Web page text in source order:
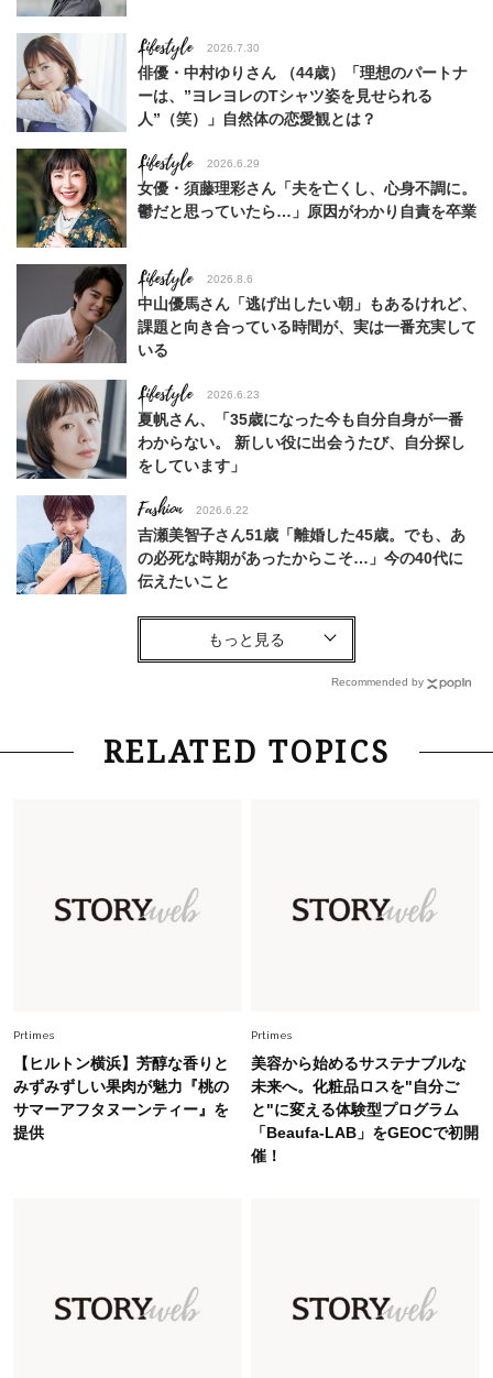
Lifestyle 2026.7.30
俳優・中村ゆりさん （44歳）「理想のパートナ
ーは、”ヨレヨレのTシャツ姿を見せられる
人”（笑）」自然体の恋愛観とは？
Lifestyle 2026.6.29
女優・須藤理彩さん「夫を亡くし、心身不調に。
鬱だと思っていたら…」原因がわかり自責を卒業
Lifestyle 2026.8.6
中山優馬さん「逃げ出したい朝」もあるけれど、
課題と向き合っている時間が、実は一番充実して
いる
Lifestyle 2026.6.23
夏帆さん、「35歳になった今も自分自身が一番
わからない。 新しい役に出会うたび、自分探し
をしています」
Fashion 2026.6.22
吉瀬美智子さん51歳「離婚した45歳。でも、あ
の必死な時期があったからこそ…」今の40代に
伝えたいこと
Fashion
【40代コンサバ派】白Tシャツは「パール×ゴー
Lifestyle 2026.7.29
「お若いですね」は褒め言葉？“若い＝美しい”と
慣！「金運アップ→トイレ、じゃあ底上げ運
は？」
Fashion 2026.7.16
白黒でもこんなに華やぐ！40代、夏の「甘めト
ップス×パンツ」コーデ〈3選〉
Fashion 2026.5.29
Recommended by
RELATED TOPICS
Prtimes
【ヒルトン横浜】芳醇な香りと
みずみずしい果肉が魅力『桃の
サマーアフタヌーンティー』を
提供
Prtimes
美容から始めるサステナブルな
未来へ。化粧品ロスを"自分ご
と"に変える体験型プログラム
「Beaufa-LAB」をGEOCで初開
催！